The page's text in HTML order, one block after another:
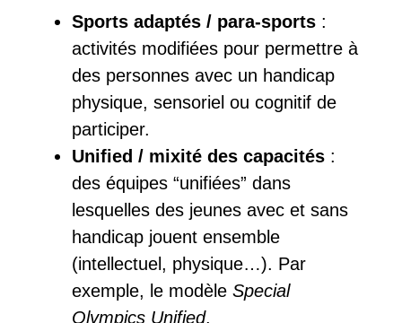
Sports adaptés / para-sports :
activités modifiées pour permettre à
des personnes avec un handicap
physique, sensoriel ou cognitif de
participer.
Unified / mixité des capacités :
des équipes “unifiées” dans
lesquelles des jeunes avec et sans
handicap jouent ensemble
(intellectuel, physique…). Par
exemple, le modèle Special
Olympics Unified.